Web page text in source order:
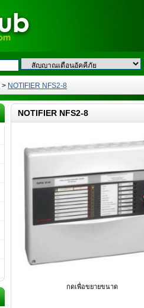
> NOTIFIER NFS2-8
NOTIFIER NFS2-8
กดเพื่อขยายขนาด